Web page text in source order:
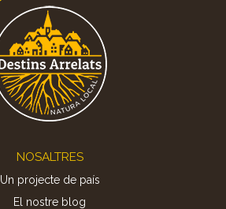
NOSALTRES
Un projecte de país
El nostre blog